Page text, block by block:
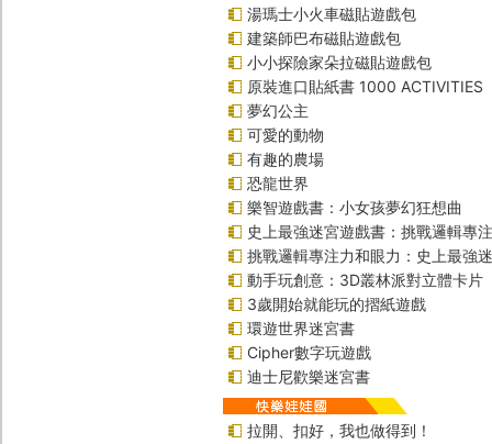
湯瑪士小火車磁貼遊戲包
建築師巴布磁貼遊戲包
小小探險家朵拉磁貼遊戲包
原裝進口貼紙書 1000 ACTIVITIES
夢幻公主
可愛的動物
有趣的農場
恐龍世界
樂智遊戲書：小女孩夢幻狂想曲
史上最強迷宮遊戲書：挑戰邏輯專
挑戰邏輯專注力和眼力：史上最強
動手玩創意：3D叢林派對立體卡片
3歲開始就能玩的摺紙遊戲
環遊世界迷宮書
Cipher數字玩遊戲
迪士尼歡樂迷宮書
拉開、扣好，我也做得到！